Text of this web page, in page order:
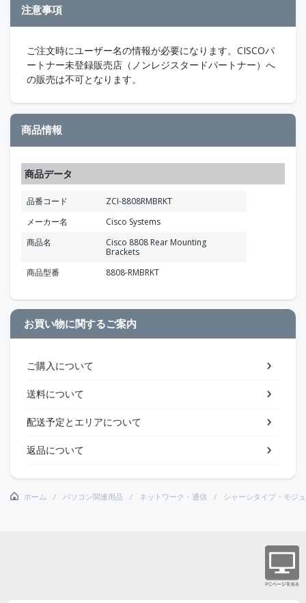
注意事項
ご注文時にユーザー名の情報が必要になります。CISCOパ
ートナー未登録販売店（ノンレジスタードパートナー）へ
の販売は不可となります。
商品情報
商品データ
品番コード
ZCI-8808RMBRKT
メーカー名
Cisco Systems
商品名
Cisco 8808 Rear Mounting
Brackets
商品型番
8808-RMBRKT
お買い物に関するご案内
ご購入について
送料について
配送予定とエリアについて
返品について
ホーム パソコン関連用品 ネットワーク・通信 シャーシタイプ・モジ